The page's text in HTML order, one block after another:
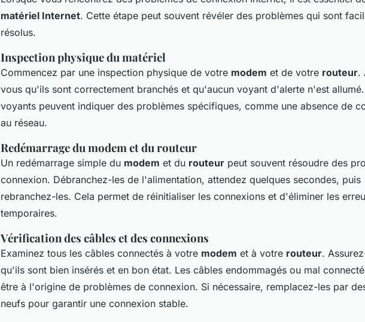
matériel Internet. Cette étape peut souvent révéler des problèmes qui sont
résolus.
Inspection physique du matériel
Commencez par une inspection physique de votre modem et de votre routeur.
vous qu'ils sont correctement branchés et qu'aucun voyant d'alerte n'est
voyants peuvent indiquer des problèmes spécifiques, comme une absence de
au réseau.
Redémarrage du modem et du routeur
Un redémarrage simple du modem et du routeur peut souvent résoudre des
connexion. Débranchez-les de l'alimentation, attendez quelques secondes, puis
rebranchez-les. Cela permet de réinitialiser les connexions et d'éliminer les
temporaires.
Vérification des câbles et des connexions
Examinez tous les câbles connectés à votre modem et à votre routeur.
qu'ils sont bien insérés et en bon état. Les câbles endommagés ou mal
être à l'origine de problèmes de connexion. Si nécessaire, remplacez-les par
neufs pour garantir une connexion stable.